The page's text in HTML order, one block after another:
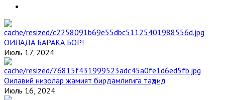
ОИЛАДА БАРАКА БОР!
Июль 17, 2024
Оилавий низолар жамият бирдамлигига таҳдид
Июль 16, 2024